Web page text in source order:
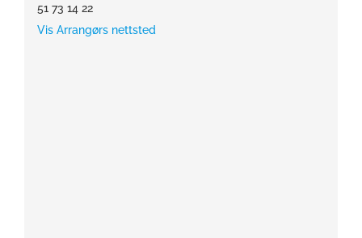
51 73 14 22
Vis Arrangørs nettsted